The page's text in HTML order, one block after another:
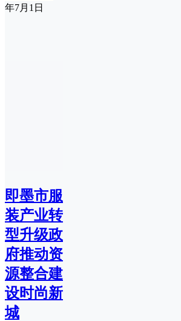
年7月1日
即墨市服
装产业转
型升级政
府推动资
源整合建
设时尚新
城